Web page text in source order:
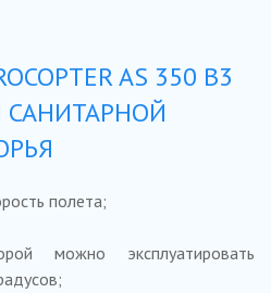
AS 350 B3
полета;
можно эксплуатировать